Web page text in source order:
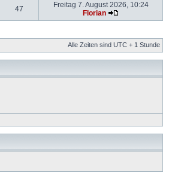
47
Freitag 7. August 2026, 10:24
Florian
Alle Zeiten sind UTC + 1 Stunde